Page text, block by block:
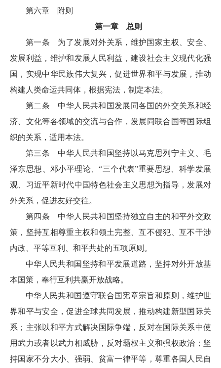
第六章 附则
第一章 总则
第一条 为了发展对外关系，维护国家主权、安全、
发展利益，维护和发展人民利益，建设社会主义现代化强
国，实现中华民族伟大复兴，促进世界和平与发展，推动
构建人类命运共同体，根据宪法，制定本法。
第二条 中华人民共和国发展同各国的外交关系和经
济、文化等各领域的交流与合作，发展同联合国等国际组
织的关系，适用本法。
第三条 中华人民共和国坚持以马克思列宁主义、毛
泽东思想、邓小平理论、“三个代表”重要思想、科学发展
观、习近平新时代中国特色社会主义思想为指导，发展对
外关系，促进友好交往。
第四条 中华人民共和国坚持独立自主的和平外交政
策，坚持互相尊重主权和领土完整、互不侵犯、互不干涉
内政、平等互利、和平共处的五项原则。
中华人民共和国坚持和平发展道路，坚持对外开放基
本国策，奉行互利共赢开放战略。
中华人民共和国遵守联合国宪章宗旨和原则，维护世
界和平与安全，促进全球共同发展，推动构建新型国际关
系；主张以和平方式解决国际争端，反对在国际关系中使
用武力或者以武力相威胁，反对霸权主义和强权政治；坚
持国家不分大小、强弱、贫富一律平等，尊重各国人民自